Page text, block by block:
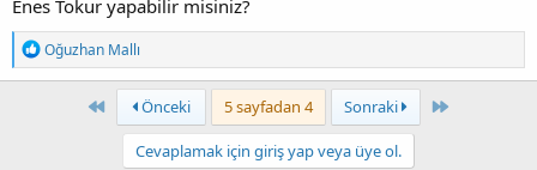
Enes Tokur yapabilir misiniz?
T
e
p
Oğuzhan Mallı
First Önceki 5 sayfadan 4 Sonraki Last
Cevaplamak için giriş yap veya üye ol.